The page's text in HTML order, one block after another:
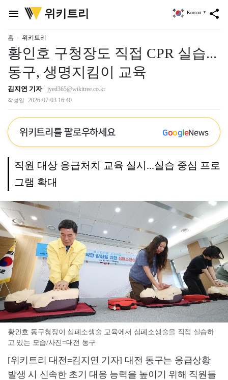
menu
위
키
리
위키트리 share
Korean ▼
홈 위키트리
황인호 구청장도 직접 CPR 실습...
동구, 생명지킴이 교육
김지연 기자 jyed365@wikitree.co.kr
작성일 2026-07-03 16:40
위키트리를 팔로우하세요 GoogleNews
직원 대상 응급처치 교육 실시...실습 중심 프로
그램 확대
황인호 동구청장이 심폐소생술 교육에서 심폐소생술을 직접 실습하
고 있는 모습/사진=대전 동구
[위키트리 대전=김지연 기자] 대전 동구는 응급상황
발생 시 신속한 초기 대응 능력을 높이기 위해 직원들